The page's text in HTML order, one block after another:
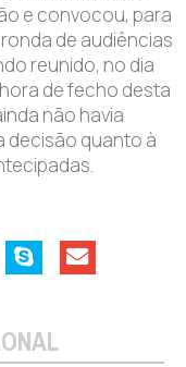
e convocou, para
de audiências
reunido, no dia
de fecho desta
não havia
decisão quanto à